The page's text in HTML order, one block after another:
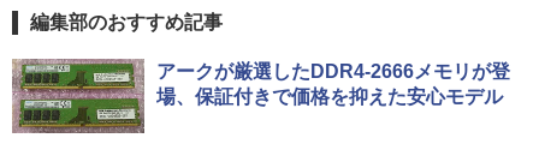
編集部のおすすめ記事
アークが厳選したDDR4-2666メモリが登
場、保証付きで価格を抑えた安心モデル